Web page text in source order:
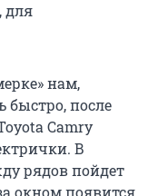
для
нам,
после
Camry
В
рядов пойдет
окном появится